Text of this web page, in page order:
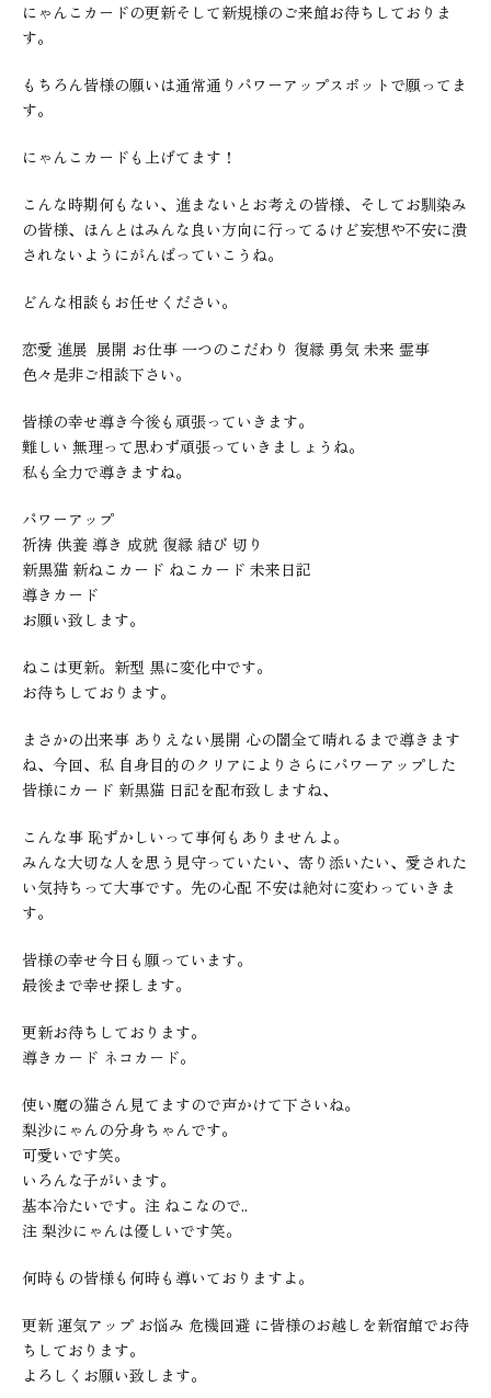
にゃんこカードの更新そして新規様のご来館お待ちしておりま
す。
もちろん皆様の願いは通常通りパワーアップスポットで願ってま
す。
にゃんこカードも上げてます！
こんな時期何もない、進まないとお考えの皆様、そしてお馴染み
の皆様、ほんとはみんな良い方向に行ってるけど妄想や不安に潰
されないようにがんばっていこうね。
どんな相談もお任せください。
恋愛 進展 展開 お仕事 一つのこだわり 復縁 勇気 未来 霊事
色々是非ご相談下さい。
皆様の幸せ導き今後も頑張っていきます。
難しい 無理って思わず頑張っていきましょうね。
私も全力で導きますね。
パワーアップ
祈祷 供養 導き 成就 復縁 結び 切り
新黒猫 新ねこカード ねこカード 未来日記
導きカード
お願い致します。
ねこは更新。新型 黒に変化中です。
お待ちしております。
まさかの出来事 ありえない展開 心の闇全て晴れるまで導きます
ね、今回、私 自身目的のクリアによりさらにパワーアップした
皆様にカード 新黒猫 日記を配布致しますね、
こんな事 恥ずかしいって事何もありませんよ。
みんな大切な人を思う見守っていたい、寄り添いたい、愛された
い気持ちって大事です。先の心配 不安は絶対に変わっていきま
す。
皆様の幸せ今日も願っています。
最後まで幸せ探します。
更新お待ちしております。
導きカード ネコカード。
使い魔の猫さん見てますので声かけて下さいね。
梨沙にゃんの分身ちゃんです。
可愛いです笑。
いろんな子がいます。
基本冷たいです。注 ねこなので..
注 梨沙にゃんは優しいです笑。
何時もの皆様も何時も導いておりますよ。
更新 運気アップ お悩み 危機回避 に皆様のお越しを新宿館でお待
ちしております。
よろしくお願い致します。